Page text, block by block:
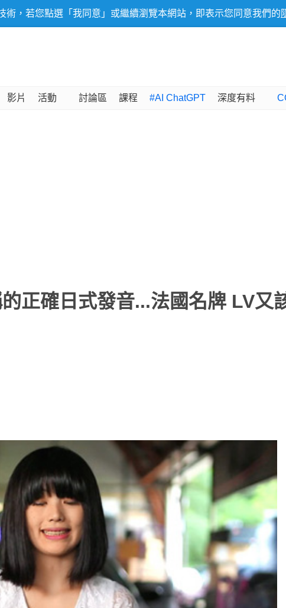
，若您點選「我同意」或繼續瀏覽本網站，即表示您同意我們的
影片 活動 討論區 課程 #AI ChatGPT 深度有料
正確日式發音...法國名牌 LV又